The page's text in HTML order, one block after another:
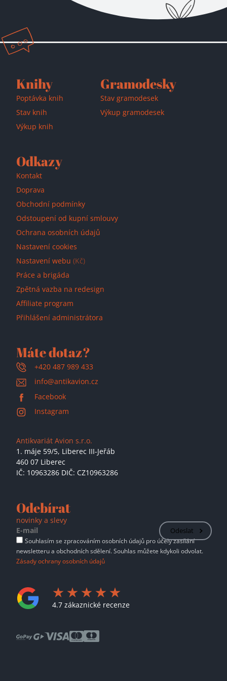
Přidáno do košíku!
Knihy
Poptávka knih
Stav knih
Výkup knih
Gramodesky
Stav gramodesek
Výkup gramodesek
Odkazy
Kontakt
Doprava
Obchodní podmínky
Odstoupení od kupní smlouvy
Ochrana osobních údajů
Nastavení cookies
Nastavení webu (Kč)
Práce a brigáda
Zpětná vazba na redesign
Affiliate program
Přihlášení administrátora
Máte dotaz?
+420 487 989 433
info@antikavion.cz
Facebook
Instagram
Antikvariát Avion s.r.o.
1. máje 59/5, Liberec III-Jeřáb
460 07 Liberec
IČ: 10963286 DIČ: CZ10963286
Odebírat
novinky a slevy
Odeslat
Souhlasím se zpracováním osobních údajů pro účely zasílání
newsletteru a obchodních sdělení. Souhlas můžete kdykoli odvolat.
Zásady ochrany osobních údajů
4.7 zákaznické recenze